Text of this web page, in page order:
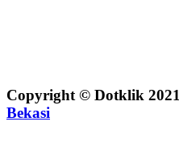
Copyright © Dotklik 2021
Bekasi